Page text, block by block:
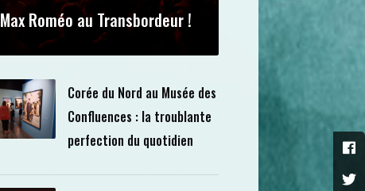
Max Roméo au Transbordeur !
Corée du Nord au Musée des
Confluences : la troublante
perfection du quotidien